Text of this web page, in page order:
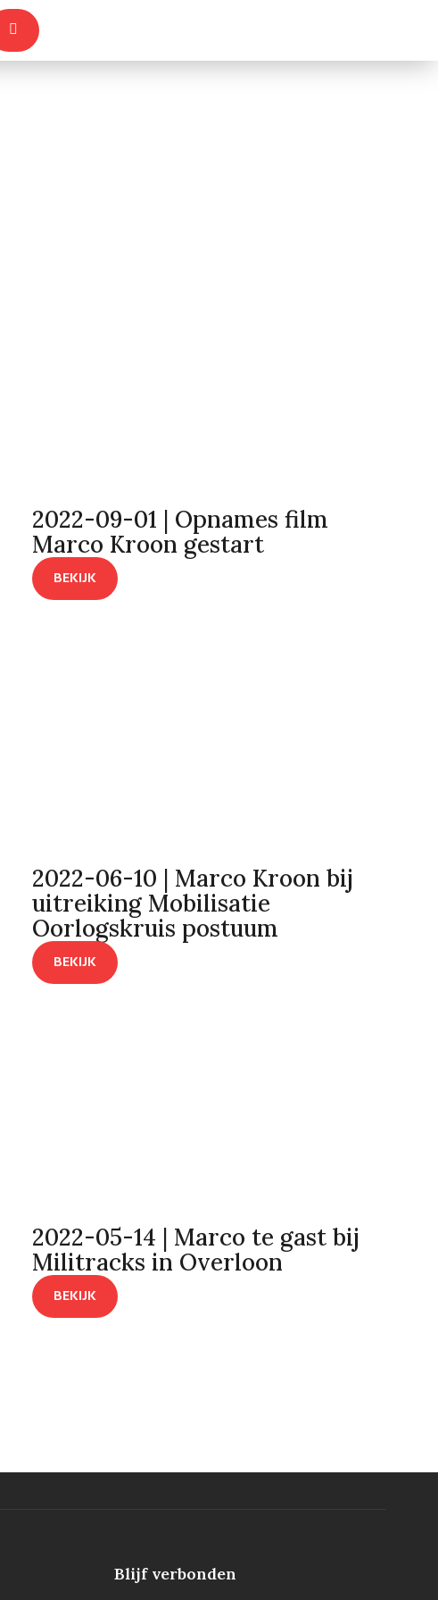
2022-09-01 | Opnames film
Marco Kroon gestart
BEKIJK
2022-06-10 | Marco Kroon bij
uitreiking Mobilisatie
Oorlogskruis postuum
BEKIJK
2022-05-14 | Marco te gast bij
Militracks in Overloon
BEKIJK
Blijf verbonden